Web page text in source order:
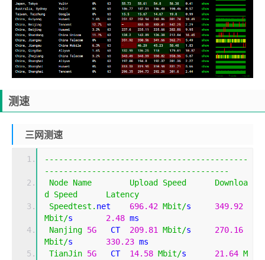
测速
三网测速
-------------------------------------------
---------------------------------------
Node Name Upload Speed
Downloa
d
Speed
Latency
Speedtest . net 696.42 Mbit/s 349.92
Mbit/s 2.48
Nanjing 5G
   CT
209.81 Mbit/s 270.16
Mbit/s 330.23
TianJin 5G
   CT
14.58 Mbit/s 21.64 M